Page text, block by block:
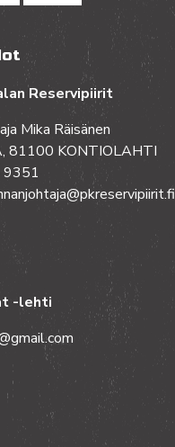
Reservipiirit
Mika Räisänen
81100 KONTIOLAHTI
9351
-lehti